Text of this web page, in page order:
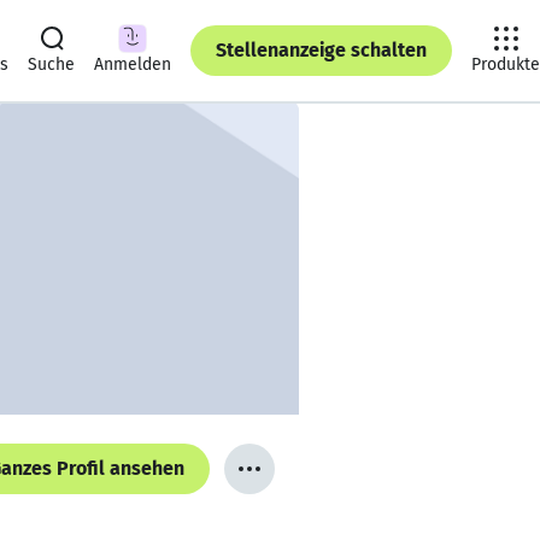
Suche Anmelden
Stellenanzeige schalten
Produkte
Profil ansehen